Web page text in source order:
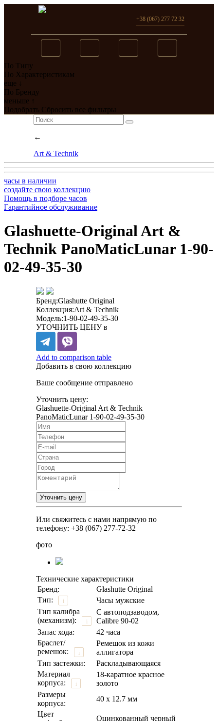
Вы добавили в сравнение
перейти
+38 (067) 277 72 32
По Типу
По Характеристикам
еще ↓
По Бренду
меньше ↑
Подобрать Сбросить все фильтры
←
Art & Technik
часы в наличии
создайте свою коллекцию
Помощь в подборе часов
Гарантийное обслуживание
Glashuette-Original Art &
Technik PanoMaticLunar 1-90-
02-49-35-30
Бренд:Glashutte Original
Коллекция:Art & Technik
Модель:1-90-02-49-35-30
УТОЧНИТЬ ЦЕНУ в
Add to comparison table
Добавить в свою коллекцию
Ваше сообщение отправлено
Уточнить цену:
Glashuette-Original Art & Technik
PanoMaticLunar 1-90-02-49-35-30
Или свяжитесь с нами напрямую по
телефону: +38 (067) 277-72-32
фото
Технические характеристики
Бренд:
Glashutte Original
Тип:
i
Часы мужские
Тип калибра
(механизм):
i
С автоподзаводом,
Calibre 90-02
Запас хода:
42 часа
Браслет/
ремешок:
i
Ремешок из кожи
аллигатора
Тип застежки:
Раскладывающаяся
Материал
корпуса:
i
18-каратное красное
золото
Размеры
корпуса:
40 х 12.7 мм
Цвет
Оцинкованный черный